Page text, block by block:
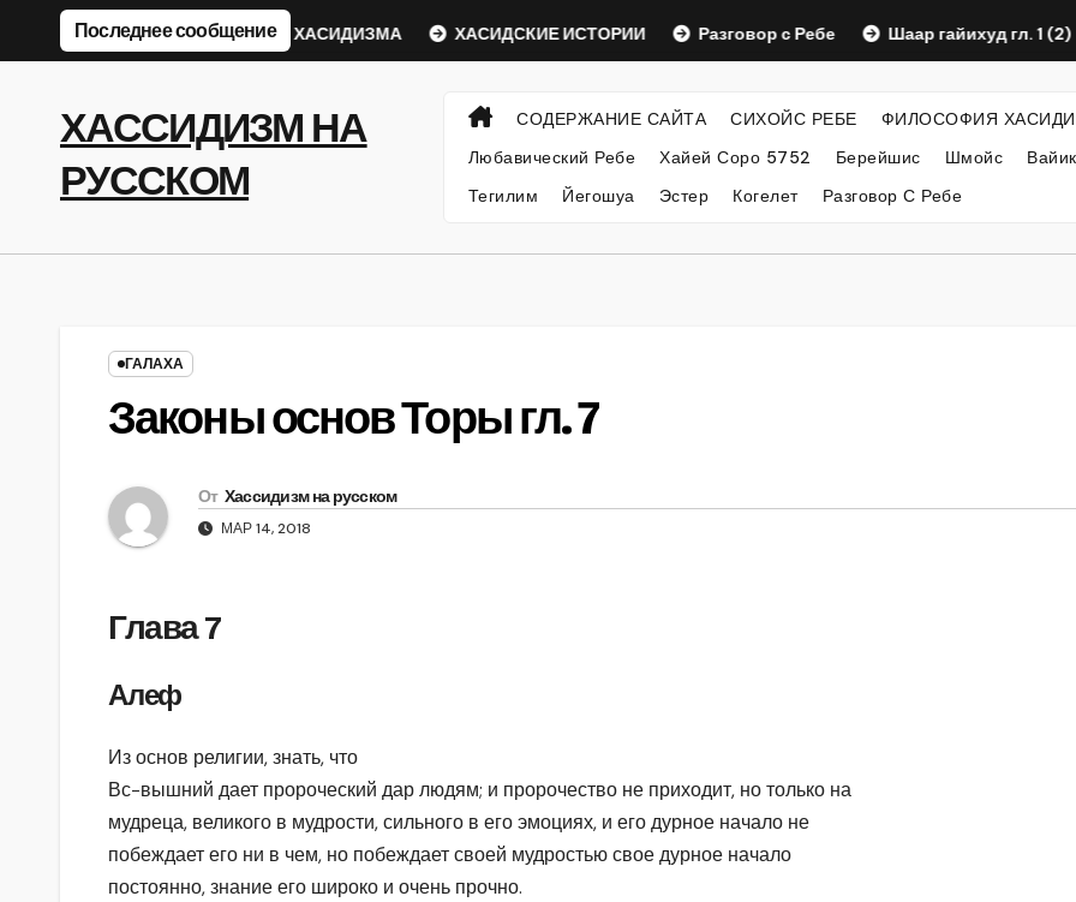
Перейти
Последнее сообщение
ФИЛОСОФИЯ ХАСИДИЗМА ХАСИДСКИЕ ИСТОРИИ Разговор с Ребе Шаар гайихуд гл. 1 (2)
ХАССИДИЗМ НА
РУССКОМ
СОДЕРЖАНИЕ САЙТА СИХОЙС РЕБЕ ФИЛОСОФИЯ
Любавический Ребе
Хайей Соро 5752 Берейшис Шмойс
Тегилим
Йегошуа Эстер Когелет Разговор С Ребе
ГАЛАХА
Законы основ Торы гл. 7
От Хассидизм на русском
МАР 14, 2018
Глава 7
Алеф
Из основ религии, знать, что
Вс-вышний дает пророческий дар людям; и пророчество не приходит, но только на
мудреца, великого в мудрости, сильного в его эмоциях, и его дурное начало не
побеждает его ни в чем, но побеждает своей мудростью свое дурное начало
постоянно, знание его широко и очень прочно.